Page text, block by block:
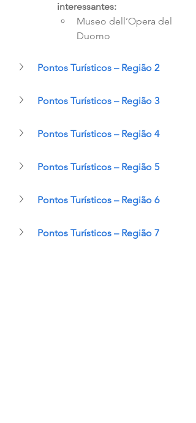
interessantes:
Museo dell’Opera del
Duomo
Pontos Turísticos – Região 2
Pontos Turísticos – Região 3
Pontos Turísticos – Região 4
Pontos Turísticos – Região 5
Pontos Turísticos – Região 6
Pontos Turísticos – Região 7